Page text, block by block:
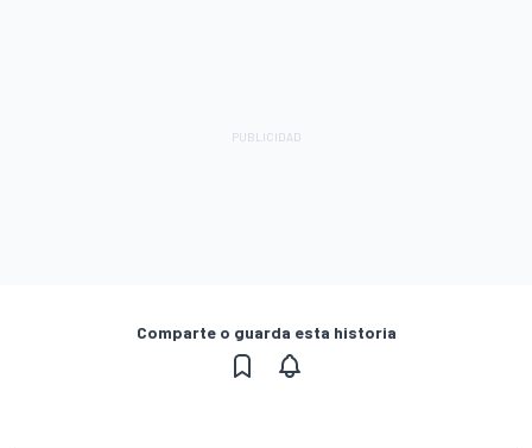
Comparte o guarda esta historia